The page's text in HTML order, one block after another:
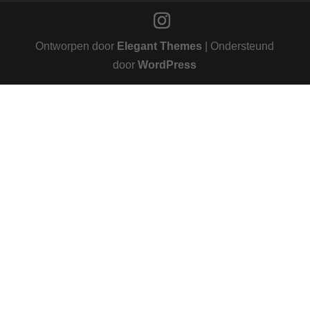
Ontworpen door Elegant Themes | Ondersteund
doorWordPress